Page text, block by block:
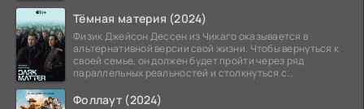
Тёмная материя (2024)
Физик Джейсон Дессен из Чикаго оказывается в
альтернативной версии свой жизни. Чтобы вернуться к
своей семье, он должен будет пройти через ряд
параллельных реальностей и столкнуться с
Фоллаут (2024)